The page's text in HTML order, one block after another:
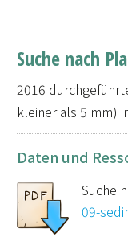
Suche nach
2016
kleiner als 5 mm)
Daten und
Suche
09-